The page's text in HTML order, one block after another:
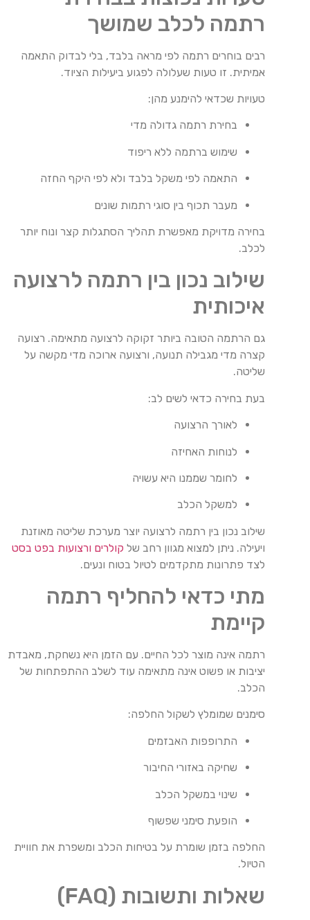
רתמה לכלב שמושך
רבים בוחרים רתמה לפי מראה בלבד, בלי לבדוק התאמה
אמיתית. זו טעות שעלולה לפגוע ביעילות הציוד.
טעויות שכדאי להימנע מהן:
בחירת רתמה גדולה מדי
שימוש ברתמה ללא ריפוד
התאמה לפי משקל בלבד ולא לפי היקף החזה
מעבר תכוף בין סוגי רתמות שונים
בחירה מדויקת מאפשרת תהליך הסתגלות קצר ונוח יותר
לכלב.
שילוב נכון בין רתמה לרצועה
איכותית
גם הרתמה הטובה ביותר זקוקה לרצועה מתאימה. רצועה
קצרה מדי מגבילה תנועה, ורצועה ארוכה מדי מקשה על
שליטה.
בעת בחירה כדאי לשים לב:
לאורך הרצועה
לנוחות האחיזה
לחומר שממנו היא עשויה
למשקל הכלב
שילוב נכון בין רתמה לרצועה יוצר מערכת שליטה מאוזנת
ויעילה. ניתן למצוא מגוון רחב של קולרים ורצועות בפט בסט
לצד פתרונות מתקדמים לטיול בטוח ונעים.
מתי כדאי להחליף רתמה
קיימת
רתמה אינה מוצר לכל החיים. עם הזמן היא נשחקת, מאבדת
יציבות או פשוט אינה מתאימה עוד לשלב ההתפתחות של
הכלב.
סימנים שמומלץ לשקול החלפה:
התרופפות האבזמים
שחיקה באזורי החיבור
שינוי במשקל הכלב
הופעת סימני שפשוף
החלפה בזמן שומרת על בטיחות הכלב ומשפרת את חוויית
הטיול.
שאלות ותשובות (FAQ)